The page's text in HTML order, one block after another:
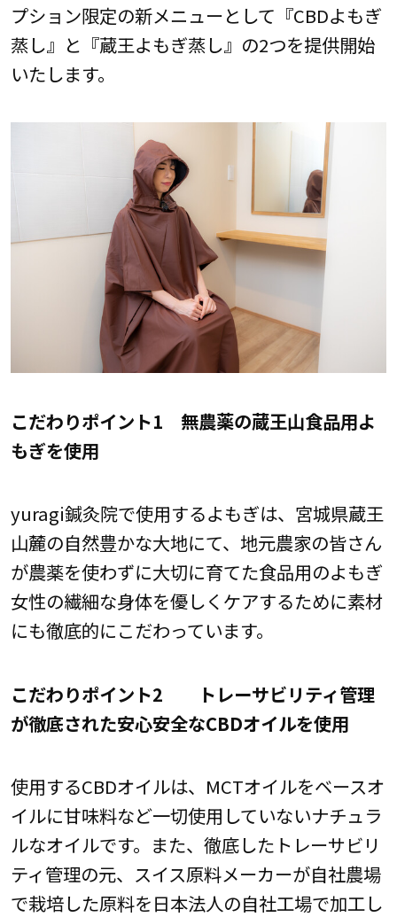
プション限定の新メニューとして『CBDよもぎ
蒸し』と『蔵王よもぎ蒸し』の2つを提供開始
いたします。
こだわりポイント1 無農薬の蔵王山食品用よ
もぎを使用
yuragi鍼灸院で使用するよもぎは、宮城県蔵王
山麓の自然豊かな大地にて、地元農家の皆さん
が農薬を使わずに大切に育てた食品用のよもぎ
女性の繊細な身体を優しくケアするために素材
にも徹底的にこだわっています。
こだわりポイント2 トレーサビリティ管理
が徹底された安心安全なCBDオイルを使用
使用するCBDオイルは、MCTオイルをベースオ
イルに甘味料など一切使用していないナチュラ
ルなオイルです。また、徹底したトレーサビリ
ティ管理の元、スイス原料メーカーが自社農場
で栽培した原料を日本法人の自社工場で加工し